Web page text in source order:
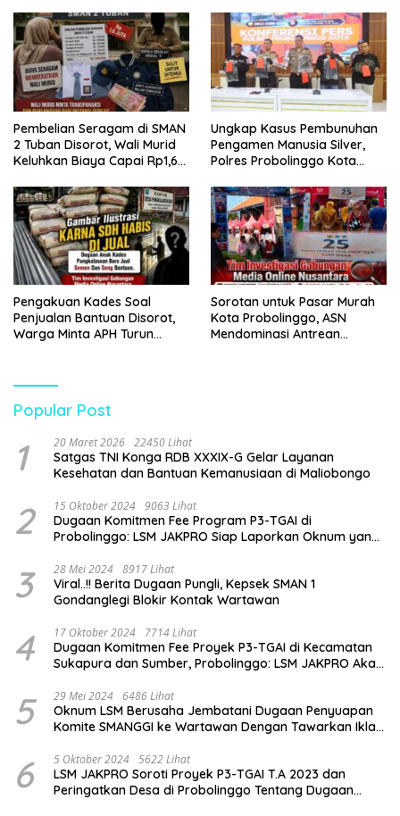
Tempuh Jalur Hukum
Pembelian Seragam di SMAN
2 Tuban Disorot, Wali Murid
Keluhkan Biaya Capai Rp1,6
Ungkap Kasus Pembunuhan
Pengamen Manusia Silver,
Polres Probolinggo Kota
Pengakuan Kades Soal
Penjualan Bantuan Disorot,
Warga Minta APH Turun
Sorotan untuk Pasar Murah
Kota Probolinggo, ASN
Mendominasi Antrean
Popular Post
1 20 Maret 2026 22450 Lihat
Satgas TNI Konga RDB XXXIX-G Gelar Layanan
Kesehatan dan Bantuan Kemanusiaan di Maliobongo
2 15 Oktober 2024 9063 Lihat
Dugaan Komitmen Fee Program P3-TGAI di
Probolinggo: LSM JAKPRO Siap Laporkan Oknum yang
3 28 Mei 2024 8917 Lihat
Viral..!! Berita Dugaan Pungli, Kepsek SMAN 1
Gondanglegi Blokir Kontak Wartawan
4 17 Oktober 2024 7714 Lihat
Dugaan Komitmen Fee Proyek P3-TGAI di Kecamatan
Sukapura dan Sumber, Probolinggo: LSM JAKPRO Akan
5 29 Mei 2024 6486 Lihat
Oknum LSM Berusaha Jembatani Dugaan Penyuapan
Komite SMANGGI ke Wartawan Dengan Tawarkan Iklan
6 5 Oktober 2024 5622 Lihat
LSM JAKPRO Soroti Proyek P3-TGAI T.A 2023 dan
Peringatkan Desa di Probolinggo Tentang Dugaan